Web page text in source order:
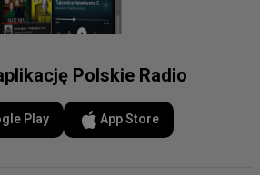
Polskie Radio
Play App Store